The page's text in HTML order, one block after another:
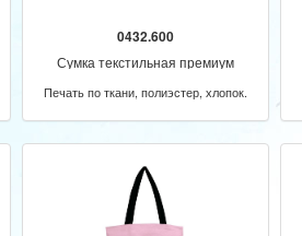
0432.600
Сумка текстильная премиум
Печать по ткани, полиэстер, хлопок.